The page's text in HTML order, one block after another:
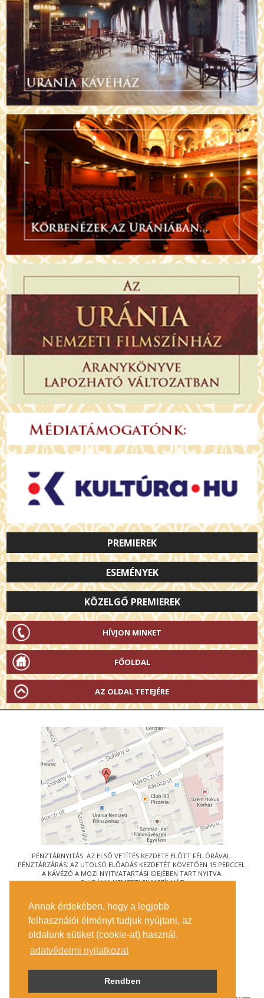
Annak érdekében, hogy a legjobb
felhasználói élményt tudjuk nyújtani, az
oldalunk sütiket (cookie-at) használ.
adatvédelmi nyilatkozat
Rendben
PREMIEREK
ESEMÉNYEK
KÖZELGŐ PREMIEREK
HÍVJON MINKET
FŐOLDAL
AZ OLDAL TETEJÉRE
PÉNZTÁRNYITÁS: AZ ELSŐ VETÍTÉS KEZDETE ELŐTT FÉL ÓRÁVAL.
PÉNZTÁRZÁRÁS: AZ UTOLSÓ ELŐADÁS KEZDETÉT KÖVETŐEN 15 PERCCEL.
A KÁVÉZÓ A MOZI NYITVATARTÁSI IDEJÉBEN TART NYITVA.
© URÁNIA NEMZETI FILMSZÍNHÁZ
1088 BUDAPEST, RÁKÓCZI ÚT 21.
MEGKÖZELÍTÉS
JEGYINFORMÁCIÓ
ÍRJON NEKÜNK!
KÖZÉRDEKŰ ADATOK